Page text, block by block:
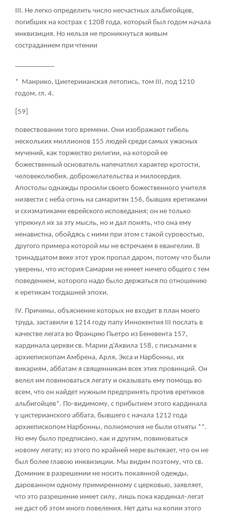
III. Не легко определить число несчастных альбигойцев,
погибших на кострах с 1208 года, который был годом начала
инквизиция. Но нельзя не проникнуться живым
состраданием при чтении
* Манрико, Циетериианская летопись, том III, под 1210
годом, гл. 4.
[59]
повествовании того времени. Они изображают гибель
нескольких миллионов 155 людей среди самых ужасных
мучений, как торжество религии, на которой ее
божественный основатель напечатлел характер кротости,
человеколюбия, доброжелательства и милосердия.
Апостолы однажды просили своего божественного учителя
низвести с неба огонь на самаритян 156, бывших еретиками
и схизматиками еврейского исповедания; он не только
упрекнул их за эту мысль, но и дал понять, что она ему
ненавистна, обойдясь с ними при этом с такой суровостью,
другого примера которой мы не встречаем в евангелии. В
тринадцатом веке этот урок пропал даром, потому что были
уверены, что история Самарии не имеет ничего общего с тем
поведением, которого надо было держаться по отношению
к еретикам тогдашней эпохи.
IV. Причины, объяснение которых не входит в план моего
труда, заставили в 1214 году папу Иннокентия III послать в
качестве легата во Францию Пьетро из Беневента 157,
кардинала церкви св. Марии д'Аквила 158, с письмами к
архиепископам Амбрена, Арля, Экса и Нарбонны, их
викариям, аббатам я священникам всех этих провинций. Он
велел им повиноваться легату и оказывать ему помощь во
всем, что он найдет нужным предпринять против еретиков
альбигойцев*. По-видимому, с прибытием этого кардинала
у цистерианского аббата, бывшего с начала 1212 года
архиепископом Нарбонны, полномочия не были отняты **.
Но ему было предписано, как и другим, повиноваться
новому легату; из этого по крайней мере вытекает, что он не
был более главою инквизиции. Мы видим поэтому, что св.
Доминик в разрешении не носить покаянной одежды,
дарованном одному примиренному с церковью, заявляет,
что это разрешение имеет силу, лишь пока кардинал-легат
не даст об этом иного повеления. Нет даты на копии этого